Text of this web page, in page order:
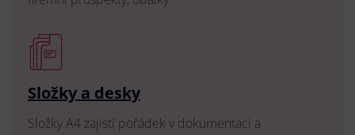
Složky a desky
Složky A4 zajistí pořádek v dokumentaci a